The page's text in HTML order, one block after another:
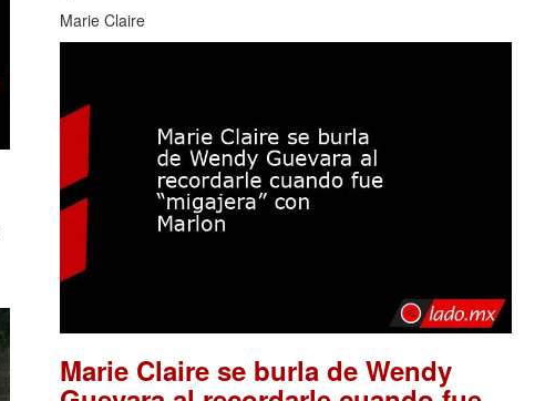
Marie Claire
Marie Claire se burla de Wendy